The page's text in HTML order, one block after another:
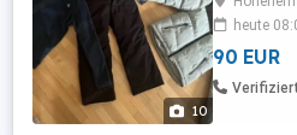
10
heute
90 EUR